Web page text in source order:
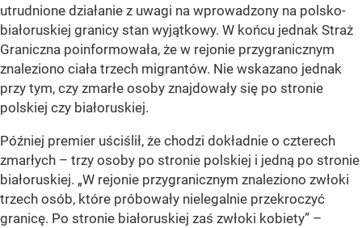
utrudnione działanie z uwagi na wprowadzony na polsko-
białoruskiej granicy stan wyjątkowy. W końcu jednak Straż
Graniczna poinformowała, że w rejonie przygranicznym
znaleziono ciała trzech migrantów. Nie wskazano jednak
przy tym, czy zmarłe osoby znajdowały się po stronie
polskiej czy białoruskiej.
Później premier uściślił, że chodzi dokładnie o czterech
zmarłych – trzy osoby po stronie polskiej i jedną po stronie
białoruskiej. „W rejonie przygranicznym znaleziono zwłoki
trzech osób, które próbowały nielegalnie przekroczyć
granicę. Po stronie białoruskiej zaś zwłoki kobiety” –